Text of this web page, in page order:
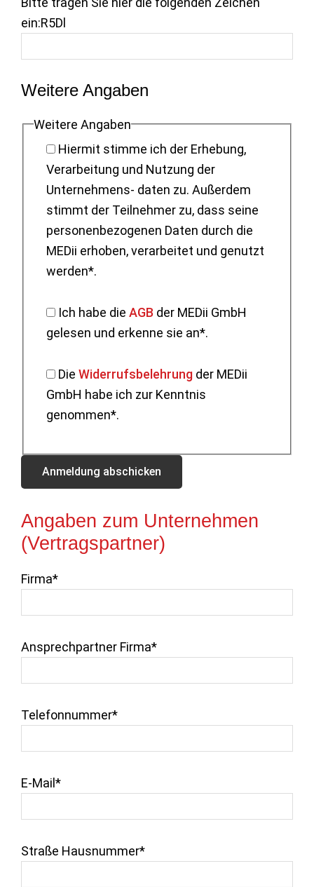
ein:R5Dl
Weitere Angaben
Weitere Angaben
Hiermit stimme ich der Erhebung,
Verarbeitung und Nutzung der
Unternehmens- daten zu. Außerdem
stimmt der Teilnehmer zu, dass seine
personenbezogenen Daten durch die
MEDii erhoben, verarbeitet und genutzt
werden*.
Ich habe die AGB der MEDii GmbH
gelesen und erkenne sie an*.
Die Widerrufsbelehrungder MEDii
GmbH habe ich zur Kenntnis
genommen*.
Angaben zum Unternehmen
(Vertragspartner)
Firma*
Ansprechpartner Firma*
Telefonnummer*
E-Mail*
Straße Hausnummer*